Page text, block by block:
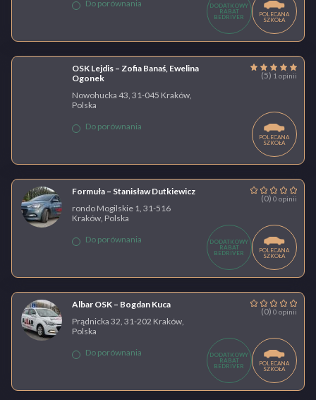
Do porównania
DODATKOWY
RABAT
BEDRIVER
POLECANA
SZKOŁA
OSK Lejdis – Zofia Banaś, Ewelina
Ogonek
(5) 1 opinii
Nowohucka 43, 31-045 Kraków,
Polska
Do porównania
POLECANA
SZKOŁA
Formuła – Stanisław Dutkiewicz
(0) 0 opinii
rondo Mogilskie 1, 31-516
Kraków, Polska
Do porównania
DODATKOWY
RABAT
BEDRIVER
POLECANA
SZKOŁA
Albar OSK – Bogdan Kuca
(0) 0 opinii
Prądnicka 32, 31-202 Kraków,
Polska
Do porównania
DODATKOWY
RABAT
BEDRIVER
POLECANA
SZKOŁA